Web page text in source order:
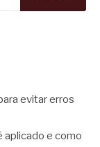
evitar erros
aplicado e como